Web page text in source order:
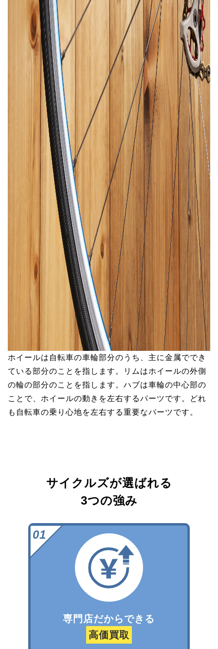
ホイールは自転車の車輪部分のうち、主に金属ででき
ている部分のことを指します。リムはホイールの外側
の輪の部分のことを指します。ハブは車輪の中心部の
ことで、ホイールの動きを左右するパーツです。どれ
も自転車の乗り心地を左右する重要なパーツです。
サイクルズが選ばれる
3つの強み
専門店だからできる
高価買取